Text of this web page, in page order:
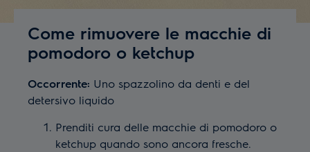
Come rimuovere le macchie di
pomodoro o ketchup
Occorrente: Uno spazzolino da denti e del
detersivo liquido
Prenditi cura delle macchie di pomodoro o
ketchup quando sono ancora fresche.